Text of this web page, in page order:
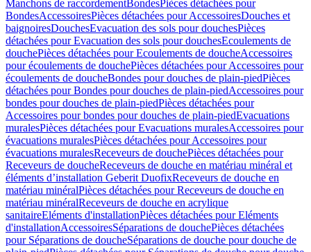
Manchons de raccordementBondesPièces détachées pour
BondesAccessoiresPièces détachées pour AccessoiresDouches et
baignoiresDouchesEvacuation des sols pour douchesPièces
détachées pour Evacuation des sols pour douchesEcoulements de
douchePièces détachées pour Ecoulements de doucheAccessoires
pour écoulements de douchePièces détachées pour Accessoires pour
écoulements de doucheBondes pour douches de plain-piedPièces
détachées pour Bondes pour douches de plain-piedAccessoires pour
bondes pour douches de plain-piedPièces détachées pour
Accessoires pour bondes pour douches de plain-piedEvacuations
muralesPièces détachées pour Evacuations muralesAccessoires pour
évacuations muralesPièces détachées pour Accessoires pour
évacuations muralesReceveurs de douchePièces détachées pour
Receveurs de doucheReceveurs de douche en matériau minéral et
éléments d’installation Geberit DuofixReceveurs de douche en
matériau minéralPièces détachées pour Receveurs de douche en
matériau minéralReceveurs de douche en acrylique
sanitaireEléments d'installationPièces détachées pour Eléments
d'installationAccessoiresSéparations de douchePièces détachées
pour Séparations de doucheSéparations de douche pour douche de